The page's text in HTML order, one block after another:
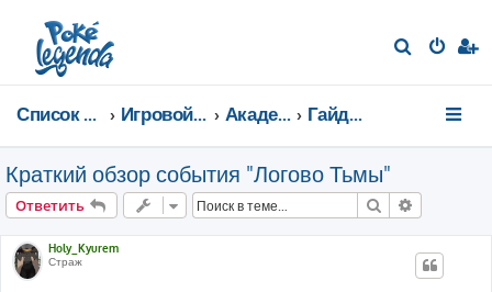
Список форумов Игровой мир Академия тренеров Гайды от игроков
Краткий обзор события "Логово Тьмы"
Ответить Поиск
Holy_Kyurem
Страж